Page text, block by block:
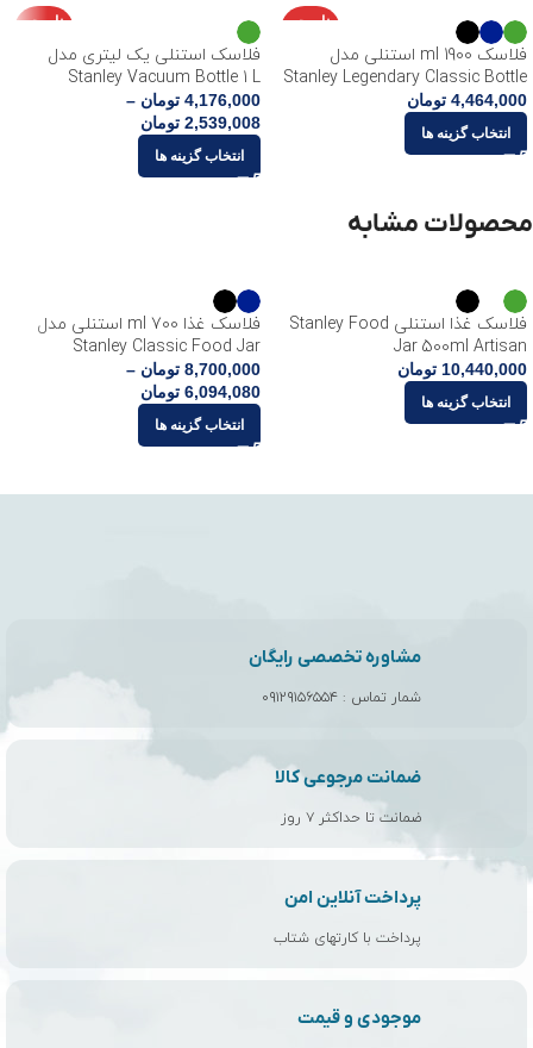
ناموجو
فلاسک 1900 ml استنلی مدل
Stanley Legendary Classic Bottle
4,464,000 تومان
انتخاب گزینه ها
ناموجو
فلاسک استنلی یک لیتری مدل
Stanley Vacuum Bottle 1 L
4,176,000 تومان –
2,539,008 تومان
انتخاب گزینه ها
محصولات مشابه
فلاسک غذا استنلی Stanley Food
Jar 500ml Artisan
10,440,000 تومان
انتخاب گزینه ها
فلاسک غذا 700 ml استنلی مدل
Stanley Classic Food Jar
8,700,000 تومان –
6,094,080 تومان
انتخاب گزینه ها
مشاوره تخصصی رایگان
شمار تماس : ۰۹۱۲۹۱۵۶۵۵۴
ضمانت مرجوعی کالا
ضمانت تا حداکثر ۷ روز
پرداخت آنلاین امن
پرداخت با کارتهای شتاب
موجودی و قیمت